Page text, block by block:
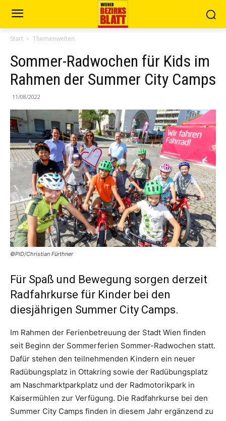
Start Themenwelten
Sommer-Radwochen für Kids im
Rahmen der Summer City Camps
11/08/2022
©PID/Christian Fürthner
Für Spaß und Bewegung sorgen derzeit
Radfahrkurse für Kinder bei den
diesjährigen Summer City Camps.
Im Rahmen der Ferienbetreuung der Stadt Wien finden
seit Beginn der Sommerferien Sommer-Radwochen statt.
Dafür stehen den teilnehmenden Kindern ein neuer
Radübungsplatz in Ottakring sowie der Radübungsplatz
am Naschmarktparkplatz und der Radmotorikpark in
Kaisermühlen zur Verfügung. Die Radfahrkurse bei den
Summer City Camps finden in diesem Jahr ergänzend zu